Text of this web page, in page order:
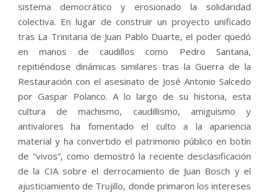
sistema democrático y erosionado la solidaridad
colectiva. En lugar de construir un proyecto unificado
tras La Trinitaria de Juan Pablo Duarte, el poder quedó
en manos de caudillos como Pedro Santana,
repitiéndose dinámicas similares tras la Guerra de la
Restauración con el asesinato de José Antonio Salcedo
por Gaspar Polanco. A lo largo de su historia, esta
cultura de machismo, caudillismo, amiguismo y
antivalores ha fomentado el culto a la apariencia
material y ha convertido el patrimonio público en botín
de “vivos”, como demostró la reciente desclasificación
de la CIA sobre el derrocamiento de Juan Bosch y el
ajusticiamiento de Trujillo, donde primaron los intereses